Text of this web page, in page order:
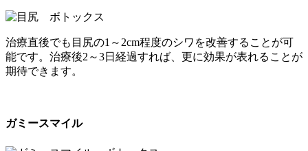
治療直後でも目尻の1～2cm程度のシワを改善することが可
能です。治療後2～3日経過すれば、更に効果が表れることが
期待できます。
ガミースマイル